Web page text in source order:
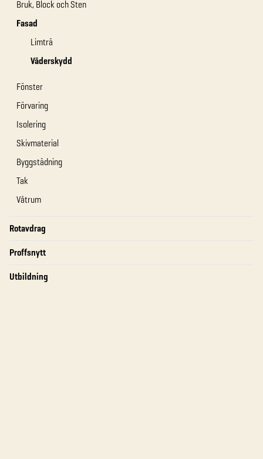
Bruk, Block och Sten
Fasad
Limträ
Väderskydd
Fönster
Förvaring
Isolering
Skivmaterial
Byggstädning
Tak
Våtrum
Rotavdrag
Proffsnytt
Utbildning